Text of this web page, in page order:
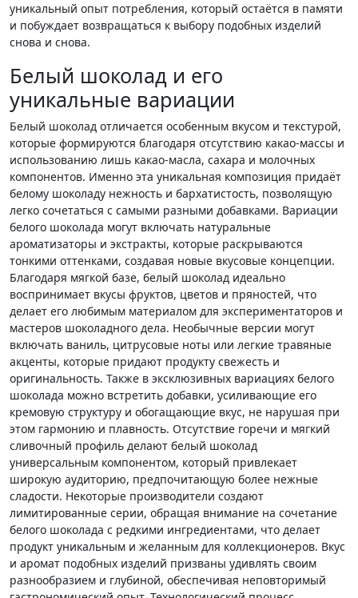
уникальный опыт потребления, который остаётся в памяти
и побуждает возвращаться к выбору подобных изделий
снова и снова.
Белый шоколад и его
уникальные вариации
Белый шоколад отличается особенным вкусом и текстурой,
которые формируются благодаря отсутствию какао-массы и
использованию лишь какао-масла, сахара и молочных
компонентов. Именно эта уникальная композиция придаёт
белому шоколаду нежность и бархатистость, позволящую
легко сочетаться с самыми разными добавками. Вариации
белого шоколада могут включать натуральные
ароматизаторы и экстракты, которые раскрываются
тонкими оттенками, создавая новые вкусовые концепции.
Благодаря мягкой базе, белый шоколад идеально
воспринимает вкусы фруктов, цветов и пряностей, что
делает его любимым материалом для экспериментаторов и
мастеров шоколадного дела. Необычные версии могут
включать ваниль, цитрусовые ноты или легкие травяные
акценты, которые придают продукту свежесть и
оригинальность. Также в эксклюзивных вариациях белого
шоколада можно встретить добавки, усиливающие его
кремовую структуру и обогащающие вкус, не нарушая при
этом гармонию и плавность. Отсутствие горечи и мягкий
сливочный профиль делают белый шоколад
универсальным компонентом, который привлекает
широкую аудиторию, предпочитающую более нежные
сладости. Некоторые производители создают
лимитированные серии, обращая внимание на сочетание
белого шоколада с редкими ингредиентами, что делает
продукт уникальным и желанным для коллекционеров. Вкус
и аромат подобных изделий призваны удивлять своим
разнообразием и глубиной, обеспечивая неповторимый